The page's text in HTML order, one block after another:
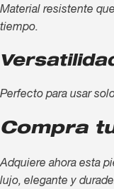
Material resistente
tiempo.
Perfecto para usar
Compra
Adquiere ahora esta
lujo, elegante y